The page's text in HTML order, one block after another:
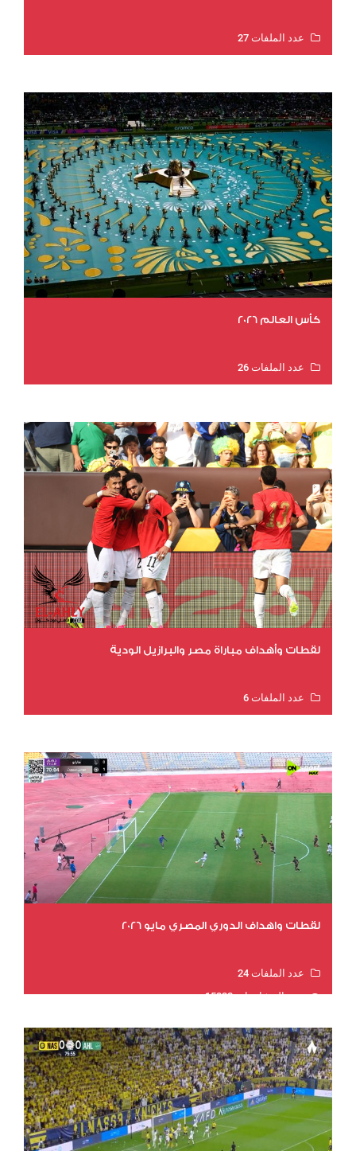
عدد الملفات 27
كأس العالم 2026
عدد الملفات 26
لقطات وأهداف مباراة مصر والبرازيل الودية
عدد الملفات 6
لقطات واهداف الدوري المصري مايو 2026
عدد الملفات 24
عدد المشاهدات 15322